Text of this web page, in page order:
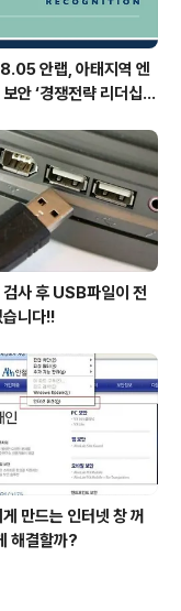
안랩, 아태지역 엔
안 ‘경쟁전략 리더십’
검사 후 USB파일이 전
니다!!
만드는 인터넷 창 꺼
해결할까?